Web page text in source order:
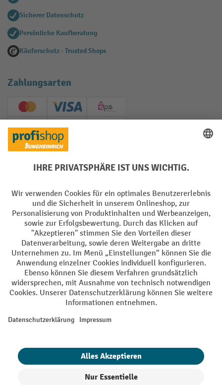
Sicherer Datenschutz
Persönliche Kaufberatung
Käuferschutz - Trusted Shops
Zahlungsarten
Creditcard (Master)Creditcard (Visa)
EPS
PayPal
Soziale Netzwerke
Impressum Datenschutz
Barrierefreiheit Privacy Settings
Alle Preise exkl. gesetzl. Mehrwertsteuer zzgl.Versandkostenund ggf.
Nachnahmegebühren, wenn nicht anders angegeben.
¹ Der Rabatt gilt so lange der Vorrat reicht. Der Rabatt gilt nicht auf
oder Gutscheinen ist nicht möglich. | ² Der Rabatt wird einmalig bei
eingelöst werden. Die Höhe des Rabatts variiert je nach
Produktkategorie und beträgt bis zu 10 % (10 % auf Lager, Umwelt,
Heben | 7% auf Büro). Ausgenommen sind Elektro-Hubwagen,